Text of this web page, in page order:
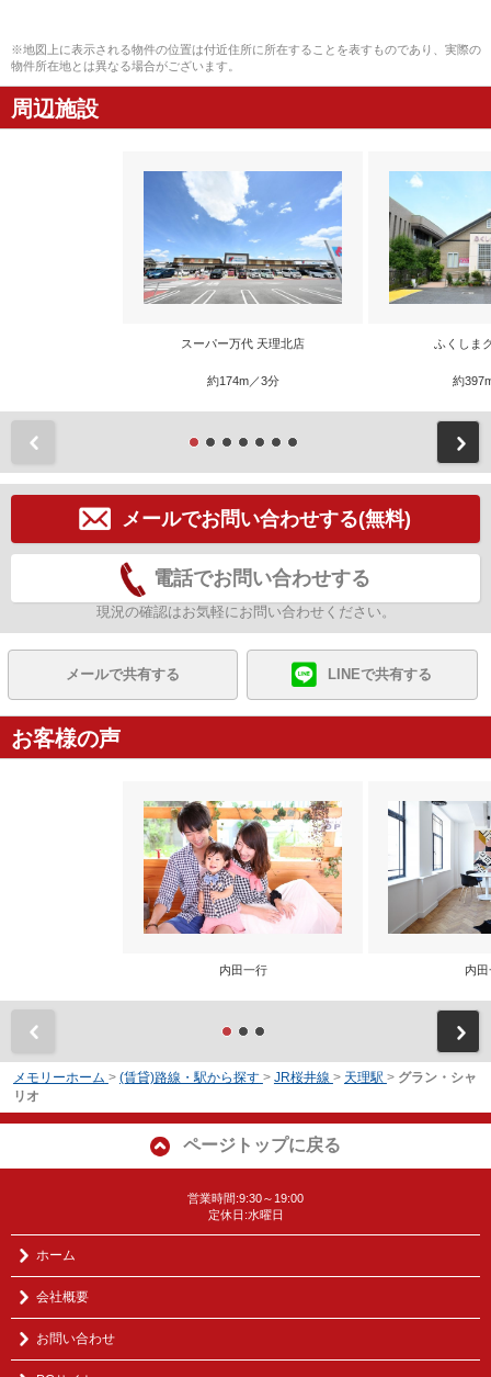
※地図上に表示される物件の位置は付近住所に所在することを表すものであり、実際の
物件所在地とは異なる場合がございます。
周辺施設
スーパー万代 天理北店
約174m／3分
ふくしま
約
メールでお問い合わせする(無料)
電話でお問い合わせする
現況の確認はお気軽にお問い合わせください。
メールで共有する LINEで共有する
お客様の声
内田一行 内
メモリーホーム > (賃貸)路線・駅から探す > JR桜井線 > 天理駅 > グラン・シャ
リオ
ページトップに戻る
営業時間:9:30～19:00
定休日:水曜日
ホーム
会社概要
お問い合わせ